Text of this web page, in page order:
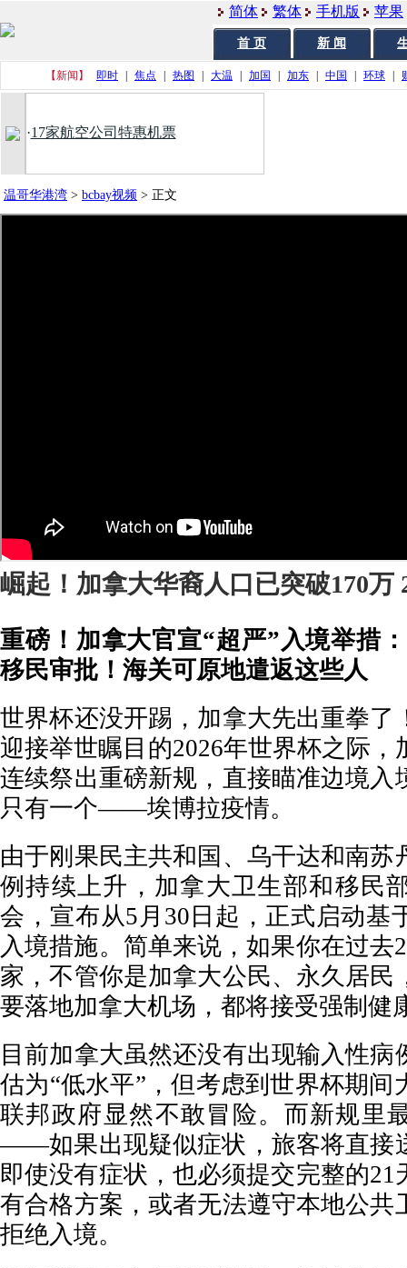
简体 繁体 手机版 苹果
首 页 新 闻
【新闻】 即时 焦点 热图 大温 加国 加东 中国 环球
·17家航空公司特惠机票
温哥华港湾 > bcbay视频 > 正文
崛起！加拿大华裔人口已突破170万
重磅！加拿大官宣“超严”入境举措
移民审批！海关可原地遣返这些人
世界杯还没开踢，加拿大先出重拳了
迎接举世瞩目的2026年世界杯之际
连续祭出重磅新规，直接瞄准边境入
只有一个——埃博拉疫情。
由于刚果民主共和国、乌干达和南苏
例持续上升，加拿大卫生部和移民
会，宣布从5月30日起，正式启动基
入境措施。简单来说，如果你在过去
家，不管你是加拿大公民、永久居民
要落地加拿大机场，都将接受强制健
目前加拿大虽然还没有出现输入性病
估为“低水平”，但考虑到世界杯期间
联邦政府显然不敢冒险。而新规里
——如果出现疑似症状，旅客将直接
即使没有症状，也必须提交完整的21
有合格方案，或者无法遵守本地公共
拒绝入境。